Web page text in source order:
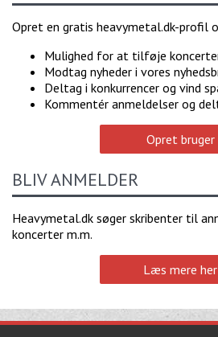
Opret en gratis heavymetal.dk-profil
Mulighed for at tilføje
Modtag nyheder i vores
Deltag i konkurrencer og vind
Kommentér anmeldelser og
Opret bruger
BLIV ANMELDER
Heavymetal.dk søger skribenter til
koncerter m.m.
Læs mere her